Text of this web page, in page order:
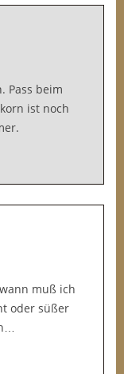
Pass beim
ist noch
muß ich
oder süßer